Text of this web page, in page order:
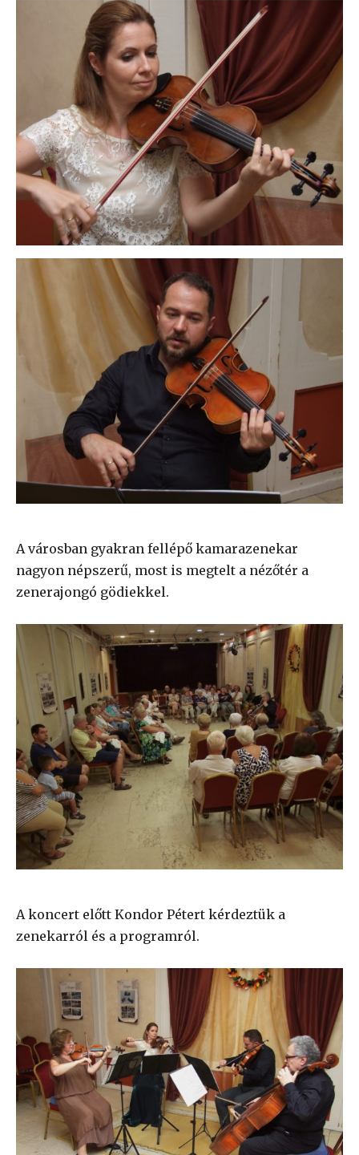
A városban gyakran fellépő kamarazenekar
nagyon népszerű, most is megtelt a nézőtér a
zenerajongó gödiekkel.
A koncert előtt Kondor Pétert kérdeztük a
zenekarról és a programról.